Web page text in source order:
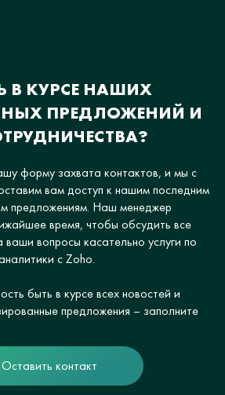
В КУРСЕ НАШИХ
ПРЕДЛОЖЕНИЙ И
форму захвата контактов, и мы с
вам доступ к нашим последним
предложениям. Наш менеджер
время, чтобы обсудить все
ваши вопросы касательно услуги по
с Zoho.
быть в курсе всех новостей и
предложения – заполните
Оставить контакт